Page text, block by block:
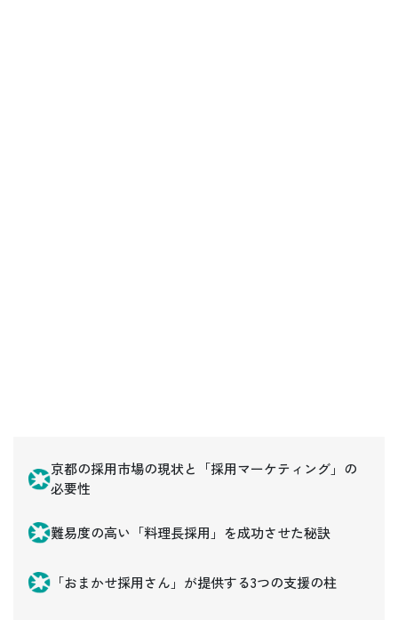
京都の採用市場の現状と「採用マーケティング」の
必要性
難易度の高い「料理長採用」を成功させた秘訣
「おまかせ採用さん」が提供する3つの支援の柱